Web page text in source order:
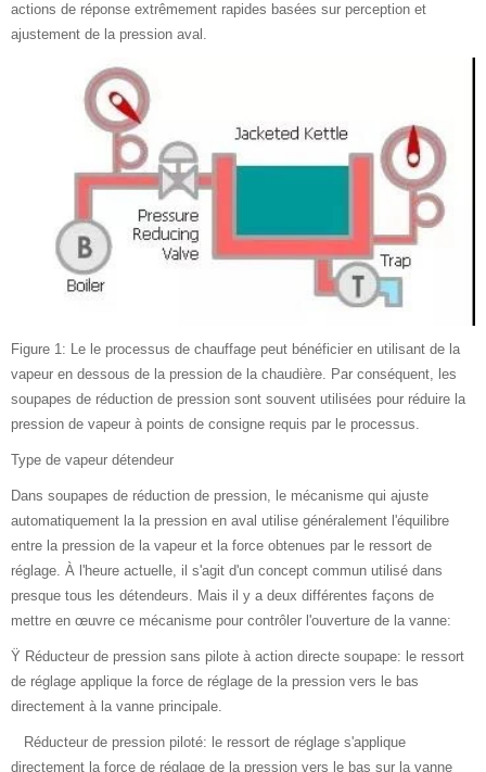
actions de réponse extrêmement rapides basées sur perception et
ajustement de la pression aval.
Figure 1: Le le processus de chauffage peut bénéficier en utilisant de la
vapeur en dessous de la pression de la chaudière. Par conséquent, les
soupapes de réduction de pression sont souvent utilisées pour réduire la
pression de vapeur à points de consigne requis par le processus.
Type de vapeur détendeur
Dans soupapes de réduction de pression, le mécanisme qui ajuste
automatiquement la la pression en aval utilise généralement l'équilibre
entre la pression de la vapeur et la force obtenues par le ressort de
réglage. À l'heure actuelle, il s'agit d'un concept commun utilisé dans
presque tous les détendeurs. Mais il y a deux différentes façons de
mettre en œuvre ce mécanisme pour contrôler l'ouverture de la vanne:
Ÿ Réducteur de pression sans pilote à action directe soupape: le ressort
de réglage applique la force de réglage de la pression vers le bas
directement à la vanne principale.
Réducteur de pression piloté: le ressort de réglage s'applique
directement la force de réglage de la pression vers le bas sur la vanne